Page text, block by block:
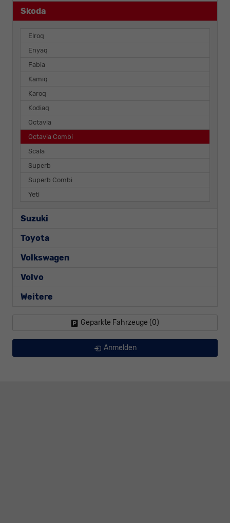
Skoda
Elroq
Enyaq
Fabia
Kamiq
Karoq
Kodiaq
Octavia
Octavia Combi
Scala
Superb
Superb Combi
Yeti
Suzuki
Toyota
Volkswagen
Volvo
Weitere
Geparkte Fahrzeuge (0)
Anmelden